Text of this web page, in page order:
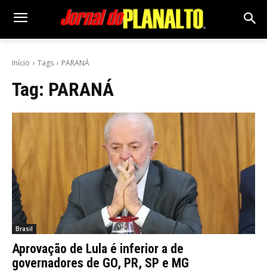
Início Tags PARANÁ
Tag: PARANÁ
Brasil
Aprovação de Lula é inferior a de
governadores de GO, PR, SP e MG